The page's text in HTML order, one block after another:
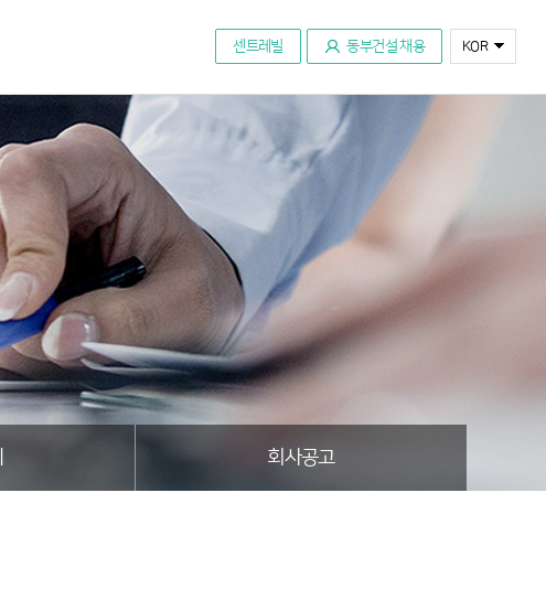
센트레빌 동부건설 채용 KOR
회사공고